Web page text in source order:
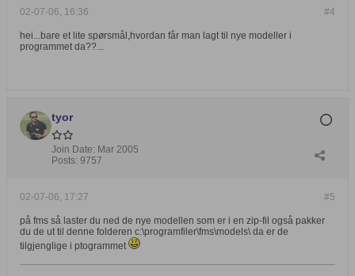
#4
02-07-06, 16:36
hei...bare et lite spørsmål,hvordan får man lagt til nye modeller i
programmet da??...
tyor
Join Date: Mar 2005
Posts: 9757
#5
02-07-06, 17:27
på fms så laster du ned de nye modellen som er i en zip-fil også pakker
du de ut til denne folderen c:\programfiler\fms\models\ da er de
tilgjenglige i ptogrammet